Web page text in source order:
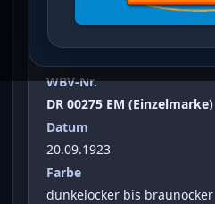
Freimarken: Ziffern im Kreis
Sammelgebiet
WBV-Nr.
DR 00275 EM (Einzelmarke)
Datum
20.09.1923
Farbe
dunkelocker bis braunocker